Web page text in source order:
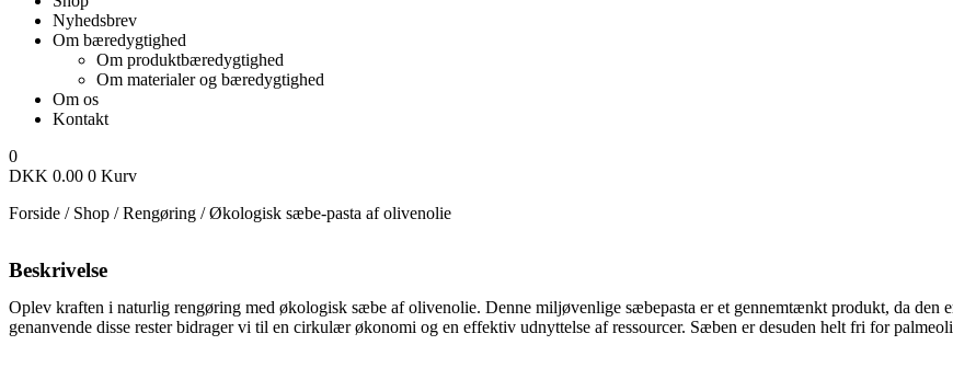
Nyhedsbrev
Om bæredygtighed
Om produktbæredygtighed
Om materialer og bæredygtighed
Om os
Kontakt
0
DKK 0.00 0 Kurv
Forside / Shop /Rengøring /Økologisk sæbe-pasta af olivenolie
Beskrivelse
Oplev kraften i naturlig rengøring med økologisk sæbe af olivenolie. Denne miljøvenlige sæbepasta er et gennemtænkt produkt, da den
genanvende disse rester bidrager vi til en cirkulær økonomi og en effektiv udnyttelse af ressourcer. Sæben er desuden helt fri for